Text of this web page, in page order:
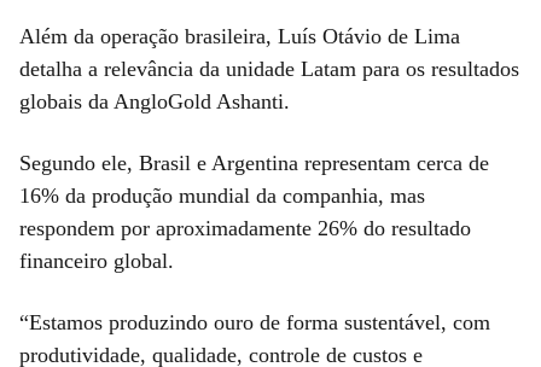
Além da operação brasileira, Luís Otávio de Lima
detalha a relevância da unidade Latam para os resultados
globais da AngloGold Ashanti.
Segundo ele, Brasil e Argentina representam cerca de
16% da produção mundial da companhia, mas
respondem por aproximadamente 26% do resultado
financeiro global.
“Estamos produzindo ouro de forma sustentável, com
produtividade, qualidade, controle de custos e